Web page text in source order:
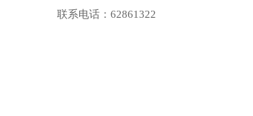
联系电话：62861322